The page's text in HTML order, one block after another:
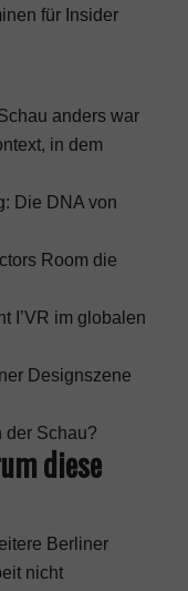
für Insider
anders war
in dem
Die DNA von
Room die
I’VR im globalen
Designszene
der Schau?
diese
Berliner
nicht